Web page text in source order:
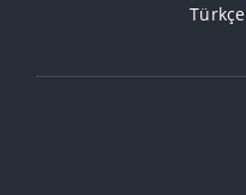
Türkçe